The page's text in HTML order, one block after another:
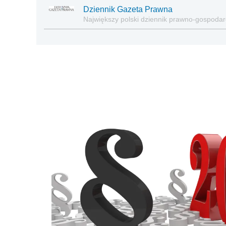
Dziennik Gazeta Prawna
Największy polski dziennik prawno-